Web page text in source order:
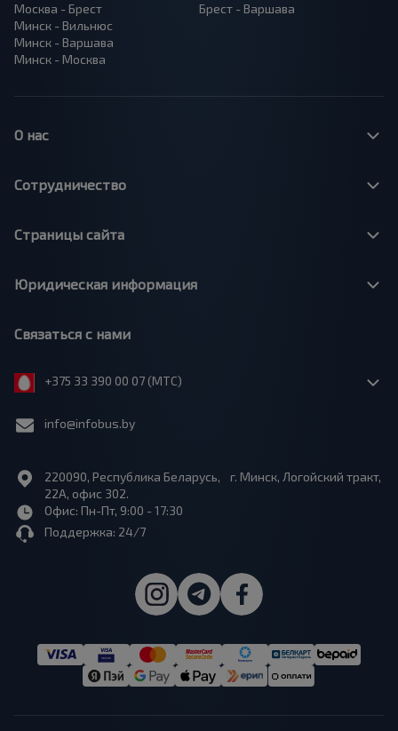
Москва - Брест
Минск - Вильнюс
Минск - Варшава
Минск - Москва
Брест - Варшава
О нас
Сотрудничество
Страницы сайта
Юридическая информация
Связаться с нами
+375 33 390 00 07 (МТС)
info@infobus.by
220090, Республика Беларусь, г. Минск, Логойский тракт,
22А, офис 302.
Офис: Пн-Пт, 9:00 - 17:30
Поддержка: 24/7